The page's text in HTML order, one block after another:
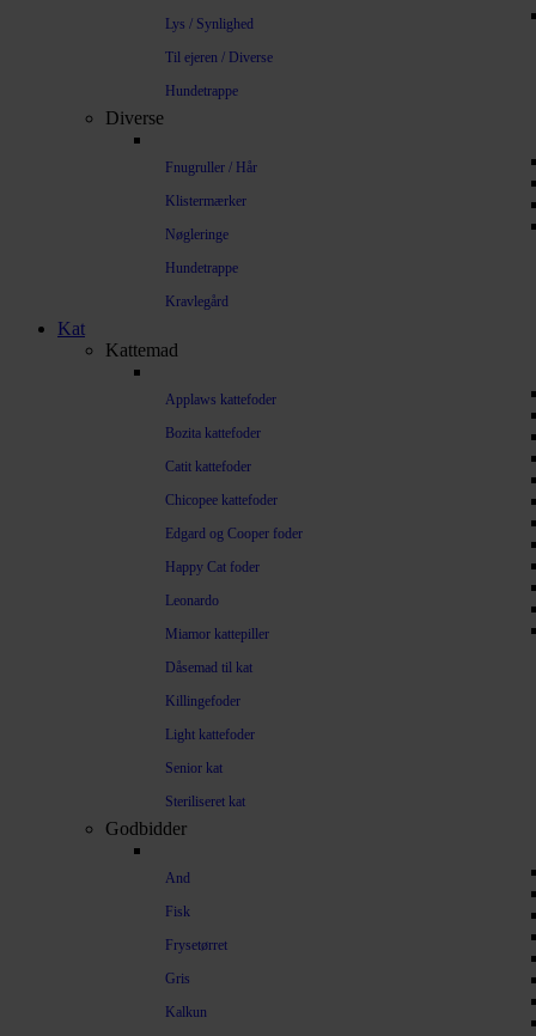
Lys / Synlighed
Til ejeren / Diverse
Hundetrappe
Diverse
Fnugruller / Hår
Klistermærker
Nøgleringe
Hundetrappe
Kravlegård
Kat
Kattemad
Applaws kattefoder
Bozita kattefoder
Catit kattefoder
Chicopee kattefoder
Edgard og Cooper foder
Happy Cat foder
Leonardo
Miamor kattepiller
Dåsemad til kat
Killingefoder
Light kattefoder
Senior kat
Steriliseret kat
Godbidder
And
Fisk
Frysetørret
Gris
Kalkun